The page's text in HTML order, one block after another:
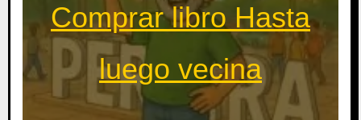
Comprar libro Hasta
luego vecina